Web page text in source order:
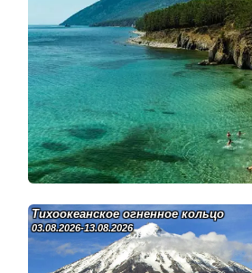
Тихоокеанское огненное кольцо
03.08.2026-13.08.2026